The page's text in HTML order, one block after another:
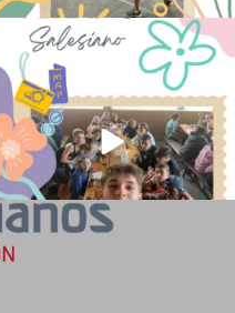
viviendo la alegría en el campamento
...